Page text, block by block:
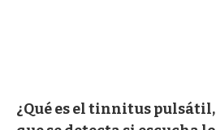
¿Qué es el tinnitus